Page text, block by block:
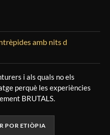
amb nits d
i als quals no els
perquè les experiències
BRUTALS.
POR ETIÒPIA